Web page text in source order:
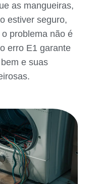
as mangueiras,
estiver seguro,
problema não é
erro E1 garante
e suas